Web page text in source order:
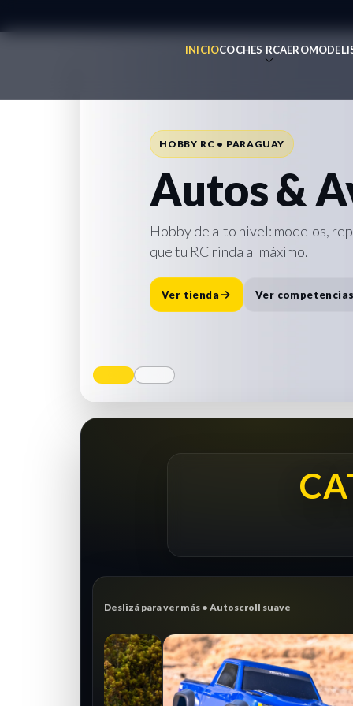
INICIOCOCHES RC
HOBBY RC • PARAGUAY
Autos &
Hobby de alto nivel: modelos,
que tu RC rinda al máximo.
Ver tienda Ver competencias
REPUESTOS • ACCESORIOS •
Todo para
Destacado:Cargador Traxxas
rápida y lista para la pista.
Deslizá para ver más • Autoscroll suave
CRAWLER